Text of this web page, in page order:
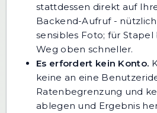
stattdessen direkt auf
Backend-Aufruf -
sensibles Foto; für
Weg oben schneller.
Es erfordert kein Konto.
keine an eine
Ratenbegrenzung und
ablegen und Ergebnis